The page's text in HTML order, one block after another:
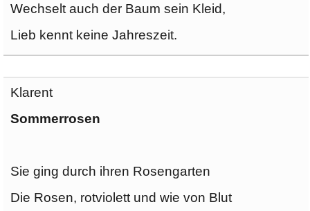
Wechselt auch der Baum sein Kleid,
Lieb kennt keine Jahreszeit.
Klarent
Sommerrosen
Sie ging durch ihren Rosengarten
Die Rosen, rotviolett und wie von Blut